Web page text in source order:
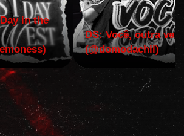
in the
DS: Você, outra vez!
(@domodachii)